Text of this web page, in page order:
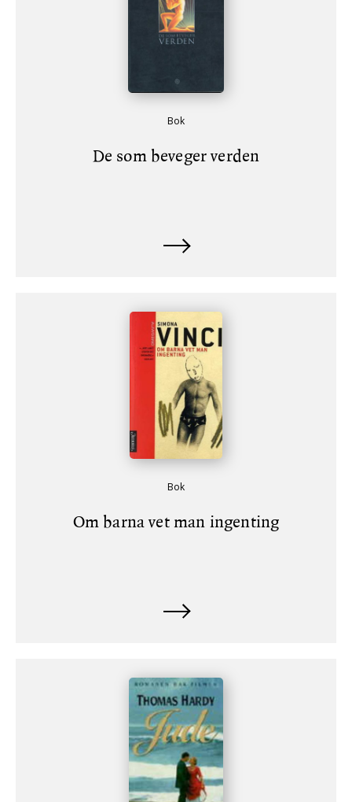
Bok
De som beveger verden
Bok
Om barna vet man ingenting